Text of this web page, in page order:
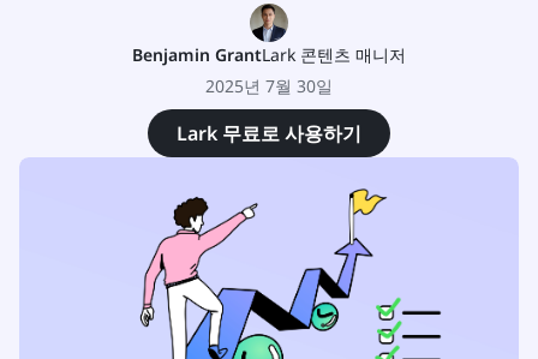
Benjamin GrantLark 콘텐츠 매니저
2025년 7월 30일
Lark 무료로 사용하기